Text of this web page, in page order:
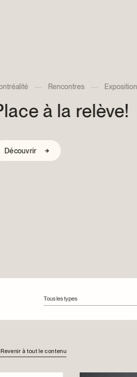
Tous les types
Vidéos
Revenir à tout le contenu